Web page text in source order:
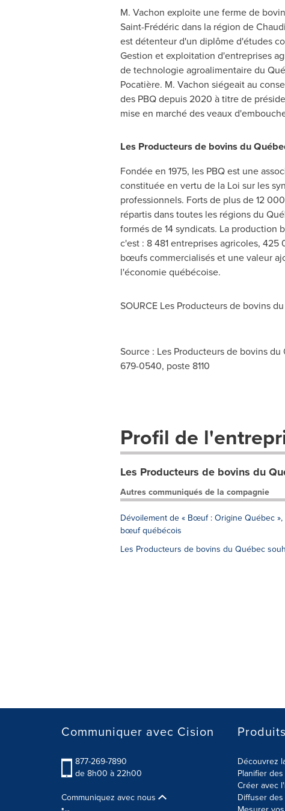
M. Vachon exploite une ferme de
Saint-Frédéric dans la région de
est détenteur d'un diplôme d'études
Gestion et exploitation d'entreprises
de technologie agroalimentaire du
Pocatière. M. Vachon siégeait au
des PBQ depuis 2020 à titre de
mise en marché des veaux
Les Producteurs de bovins du
Fondée en 1975, les PBQ est une
constituée en vertu de la Loi sur les
professionnels. Forts de plus de 12
répartis dans toutes les régions du
formés de 14 syndicats. La production
c'est : 8 481 entreprises agricoles, 425
bœufs commercialisés et une valeur
l'économie québécoise.
SOURCE Les Producteurs de bovins
Source : Les Producteurs de bovins
679-0540, poste 8110
Profil de
Les Producteurs de bovins du
Autres communiqués de la compagnie
Dévoilement de « Bœuf : Origine Québec
bœuf québécois
Les Producteurs de bovins du Québec
Communiquer avec Cision
877-269-7890
de 8h00 à 22h00
Communiquez avec nous
Produits
Découvrez
Planifier
Créer avec
Diffuser